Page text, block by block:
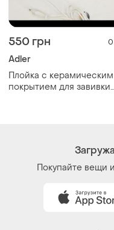
550 грн 0
Adler
Плойка с керамическим
покрытием для завивки
Покупайте вещи